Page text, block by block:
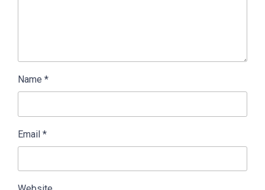
Name *
Email *